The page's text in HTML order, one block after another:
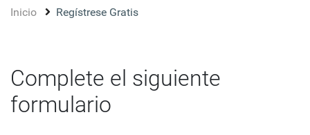
Inicio Regístrese Gratis
Complete el siguiente
formulario